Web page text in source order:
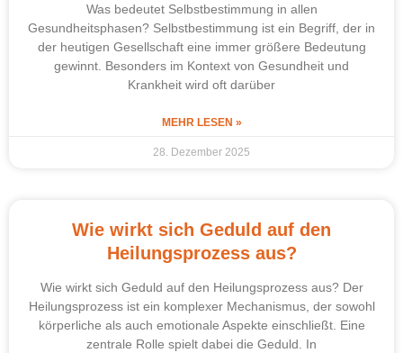
Was bedeutet Selbstbestimmung in allen
Gesundheitsphasen? Selbstbestimmung ist ein Begriff, der in
der heutigen Gesellschaft eine immer größere Bedeutung
gewinnt. Besonders im Kontext von Gesundheit und
Krankheit wird oft darüber
MEHR LESEN »
28. Dezember 2025
Wie wirkt sich Geduld auf den
Heilungsprozess aus?
Wie wirkt sich Geduld auf den Heilungsprozess aus? Der
Heilungsprozess ist ein komplexer Mechanismus, der sowohl
körperliche als auch emotionale Aspekte einschließt. Eine
zentrale Rolle spielt dabei die Geduld. In